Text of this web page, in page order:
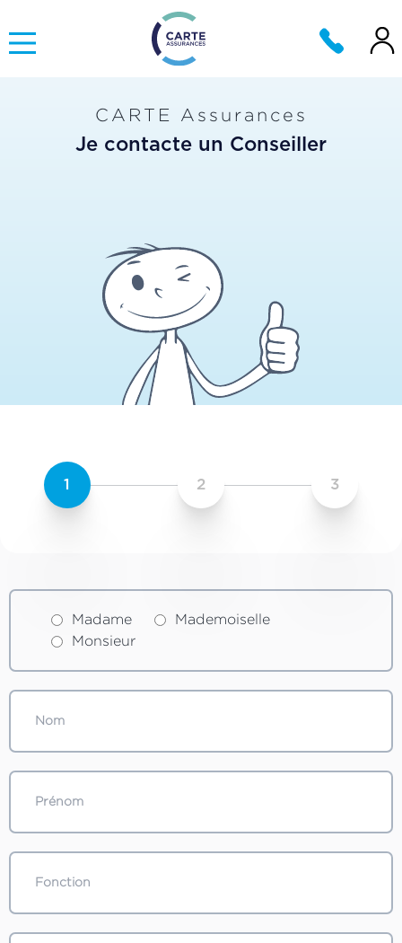
CARTE Assurances
Je contacte un Conseiller
1 2 3
Madame
Mademoiselle
Monsieur